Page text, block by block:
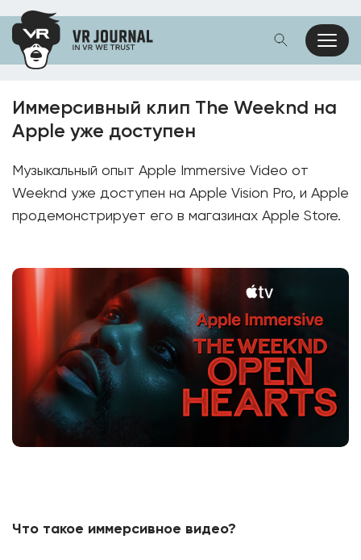
Иммерсивный клип The Weeknd на
Apple уже доступен
Музыкальный опыт Apple Immersive Video от
Weeknd уже доступен на Apple Vision Pro, и Apple
продемонстрирует его в магазинах Apple Store.
Что такое иммерсивное видео?